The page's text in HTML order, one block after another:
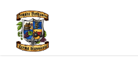
main
content